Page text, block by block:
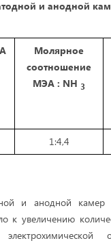
и анодной
Молярное
соотношение
МЭА : NH 3
1:4,4
и анодной камер
к увеличению